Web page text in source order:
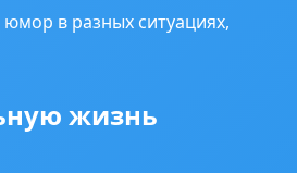
в разных ситуациях,
жизнь